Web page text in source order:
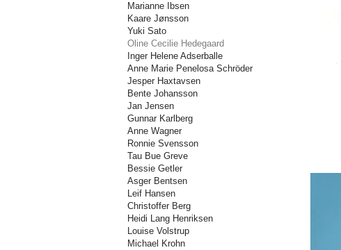
Marianne Ibsen
Kaare Jønsson
Yuki Sato
Oline Cecilie Hedegaard
Inger Helene Adserballe
Anne Marie Penelosa Schröder
Jesper Haxtavsen
Bente Johansson
Jan Jensen
Gunnar Karlberg
Anne Wagner
Ronnie Svensson
Tau Bue Greve
Bessie Getler
Asger Bentsen
Leif Hansen
Christoffer Berg
Heidi Lang Henriksen
Louise Volstrup
Michael Krohn